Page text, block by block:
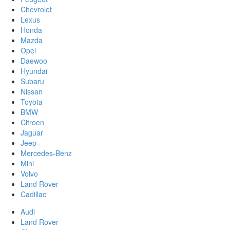
Chevrolet
Lexus
Honda
Mazda
Opel
Daewoo
Hyundai
Subaru
Nissan
Toyota
BMW
Citroen
Jaguar
Jeep
Mercedes-Benz
Mini
Volvo
Land Rover
Cadillac
Audi
Land Rover